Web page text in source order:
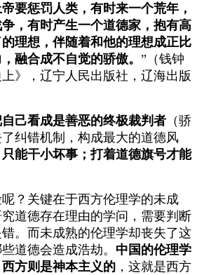
要惩罚人类，有时来一个荒年，
，有时产生一个道德家，抱有高
理想，伴随着和他的理想成正比
融合成不自觉的骄傲。 ”（钱钟
》，辽宁人民出版社，辽海出版
己看成是善恶的终极裁判者 （骄
纠错机制，构成最大的道德风
能干小坏事；打着道德旗号才能
？关键在于西方伦理学的未成
道德存在理由的学问，需要判断
。而未成熟的伦理学却丧失了这
道德会造成浩劫。 中国的伦理学
方则是神本主义的 ，这就是西方